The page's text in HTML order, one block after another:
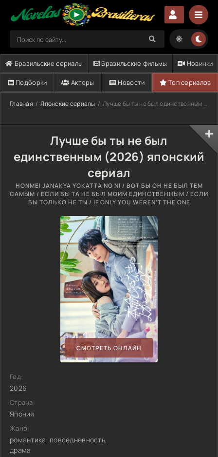
Бразильские сериалы Бразильские фильмы Новинки
Подборки Актеры Новости Топ сериалов
Главная Японские сериалы Лучше бы ты не был единственным (2026)
Лучше бы ты не был
единственным (2026) японский
сериал
HONMEI JANAKYA YOKATTA NO NI / ВОТ БЫ ОН НЕ БЫЛ ТЕМ
САМЫМ / ЕСЛИ БЫ ТА НЕ БЫЛ МОИМ ЕДИНСТВЕННЫМ / ЕСЛИ
БЫ ТОЛЬКО НЕ ТЫ / IF ONLY YOU WEREN'T THE ONE
СМОТРЕТЬ ОНЛАЙН
Год:
2026
Страна:
Япония
Жанр:
романтика, повседневность,
драма